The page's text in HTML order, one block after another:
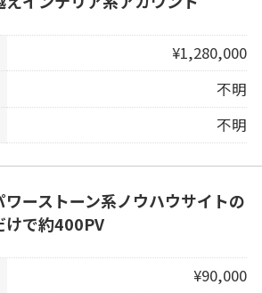
¥1,280,000
不明
不明
ワーストーン系ノウハウサイトの
けで約400PV
¥90,000